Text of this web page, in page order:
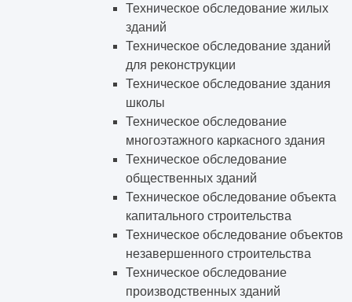
Техническое обследование жилых
зданий
Техническое обследование зданий
для реконструкции
Техническое обследование здания
школы
Техническое обследование
многоэтажного каркасного здания
Техническое обследование
общественных зданий
Техническое обследование объекта
капитального строительства
Техническое обследование объектов
незавершенного строительства
Техническое обследование
производственных зданий